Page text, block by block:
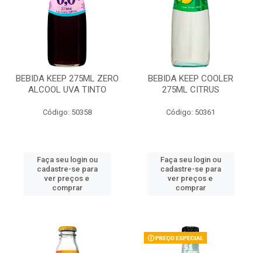
BEBIDA KEEP 275ML ZERO
ALCOOL UVA TINTO
Código: 50358
Faça seu login ou
cadastre-se para
ver preços e
comprar
BEBIDA KEEP COOLER
275ML CITRUS
Código: 50361
Faça seu login ou
cadastre-se para
ver preços e
comprar